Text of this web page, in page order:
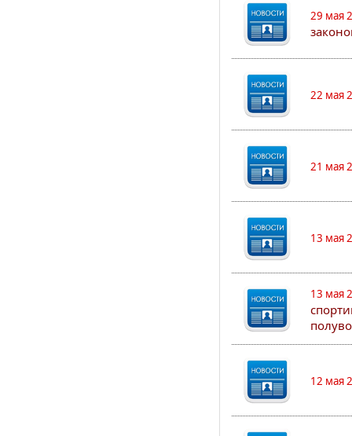
29 мая
22 мая
21 мая
13 мая
13 мая
12 мая